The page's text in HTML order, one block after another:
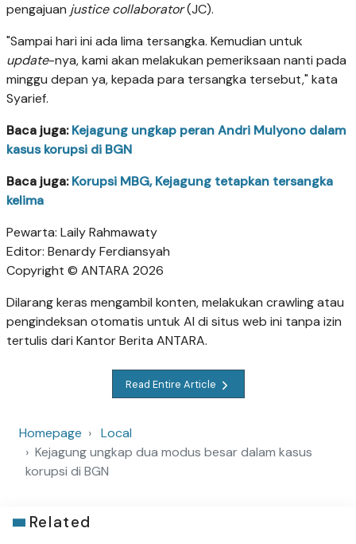
pengajuan justice collaborator(JC).
"Sampai hari ini ada lima tersangka. Kemudian untuk
update-nya, kami akan melakukan pemeriksaan nanti pada
minggu depan ya, kepada para tersangka tersebut," kata
Syarief.
Baca juga:Kejagung ungkap peran Andri Mulyono dalam
kasus korupsi di BGN
Baca juga:Korupsi MBG, Kejagung tetapkan tersangka
kelima
Pewarta: Laily Rahmawaty
Editor: Benardy Ferdiansyah
Copyright © ANTARA 2026
Dilarang keras mengambil konten, melakukan crawling atau
pengindeksan otomatis untuk AI di situs web ini tanpa izin
tertulis dari Kantor Berita ANTARA.
Read Entire Article
Homepage
Local
Kejagung ungkap dua modus besar dalam kasus
korupsi di BGN
Related